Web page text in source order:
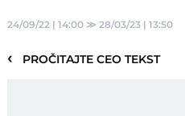
24/09/22 | 14:00 ≫28/03/23 | 13:50
‹ PROČITAJTE CEO TEKST